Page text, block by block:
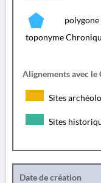
toponyme
Alignements avec le
Sites
Sites
Date de création